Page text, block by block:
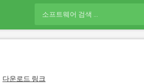
다운로드 링크